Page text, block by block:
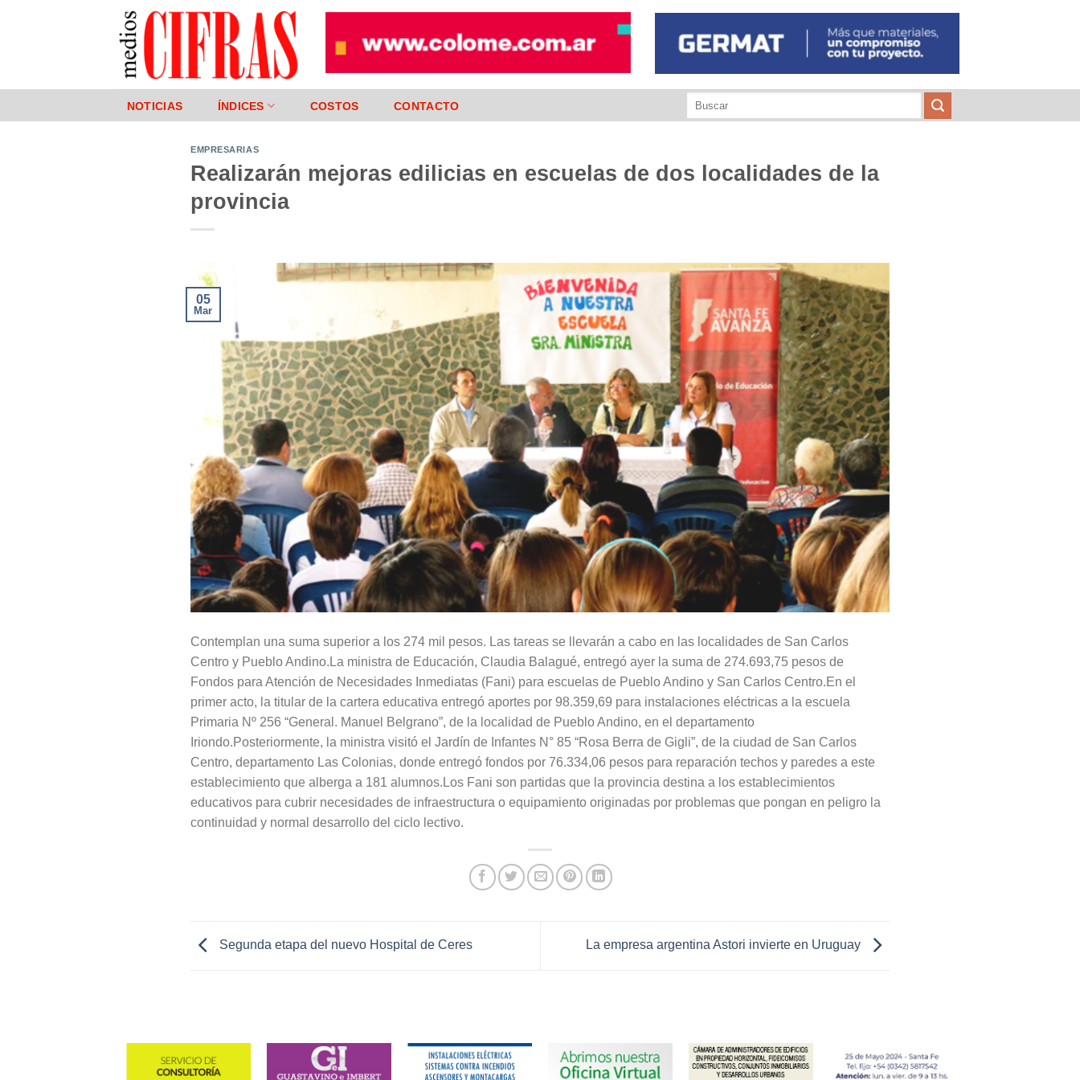
NOTICIAS ÍNDICES COSTOS CONTACTO
EMPRESARIAS
Realizarán mejoras edilicias en escuelas de dos localidades de la
provincia
05
Mar
Contemplan una suma superior a los 274 mil pesos. Las tareas se llevarán a cabo en las localidades de San Carlos
Centro y Pueblo Andino.La ministra de Educación, Claudia Balagué, entregó ayer la suma de 274.693,75 pesos de
Fondos para Atención de Necesidades Inmediatas (Fani) para escuelas de Pueblo Andino y San Carlos Centro.En el
primer acto, la titular de la cartera educativa entregó aportes por 98.359,69 para instalaciones eléctricas a la escuela
Primaria Nº 256 “General. Manuel Belgrano”, de la localidad de Pueblo Andino, en el departamento
Iriondo.Posteriormente, la ministra visitó el Jardín de Infantes N° 85 “Rosa Berra de Gigli”, de la ciudad de San Carlos
Centro, departamento Las Colonias, donde entregó fondos por 76.334,06 pesos para reparación techos y paredes a este
establecimiento que alberga a 181 alumnos.Los Fani son partidas que la provincia destina a los establecimientos
educativos para cubrir necesidades de infraestructura o equipamiento originadas por problemas que pongan en peligro la
continuidad y normal desarrollo del ciclo lectivo.
Segunda etapa del nuevo Hospital de Ceres La empresa argentina Astori invierte en Uruguay